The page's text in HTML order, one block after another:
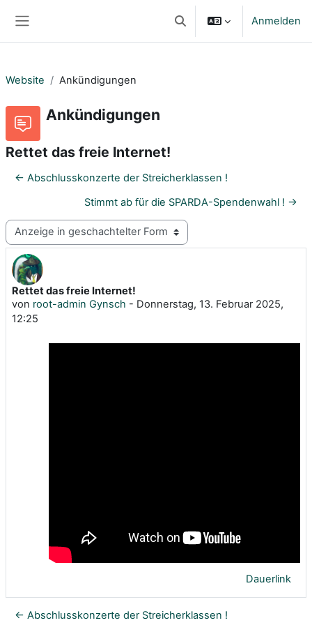
Sucheingabe umschalten
Anmelden
Website Ankündigungen
Ankündigungen
Rettet das freie Internet!
← Abschlusskonzerte der Streicherklassen !
Stimmt ab für die SPARDA-Spendenwahl ! →
Anzeigemodus
Rettet das freie Internet!
von root-admin Gynsch - Donnerstag, 13. Februar 2025,
12:25
Anzahl Antworten: 0
Dauerlink
← Abschlusskonzerte der Streicherklassen !